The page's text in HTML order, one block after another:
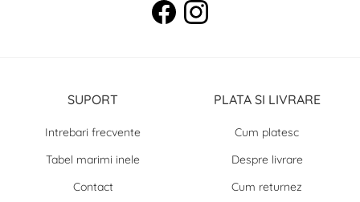
SUPORT
Intrebari frecvente
Tabel marimi inele
Contact
PLATA SI LIVRARE
Cum platesc
Despre livrare
Cum returnez